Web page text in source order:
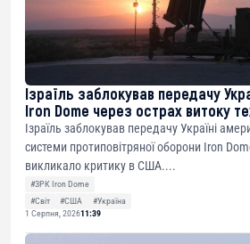
Ізраїль заблокував передачу
Iron Dome через острах витоку
Ізраїль заблокував передачу Україні
системи протиповітряної оборони Iron
викликало критику в США....
#ЗРК Iron Dome
#Світ
#США
#Україна
1 Серпня, 202611:39